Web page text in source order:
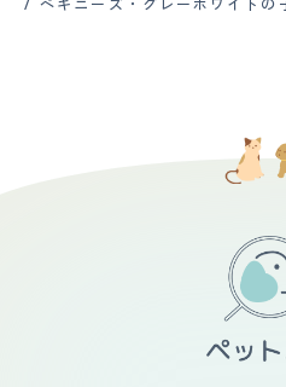
ペキニーズ・グレーホワイトの